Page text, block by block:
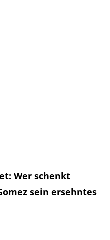
Wer schenkt
sein ersehntes